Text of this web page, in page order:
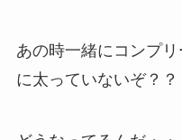
あの時一緒にコンプ
に太っていないぞ？？